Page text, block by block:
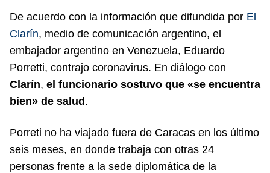
De acuerdo con la información que difundida por El
Clarín, medio de comunicación argentino, el
embajador argentino en Venezuela, Eduardo
Porretti, contrajo coronavirus. En diálogo con
Clarín, el funcionario sostuvo que «se encuentra
bien» de salud.
Porreti no ha viajado fuera de Caracas en los último
seis meses, en donde trabaja con otras 24
personas frente a la sede diplomática de la